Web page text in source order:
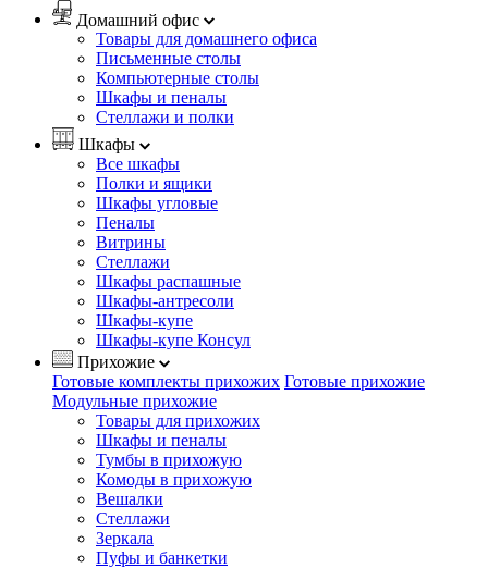
Домашний офис
Товары для домашнего офиса
Письменные столы
Компьютерные столы
Шкафы и пеналы
Стеллажи и полки
Шкафы
Все шкафы
Полки и ящики
Шкафы угловые
Пеналы
Витрины
Стеллажи
Шкафы распашные
Шкафы-антресоли
Шкафы-купе
Шкафы-купе Консул
Прихожие
Готовые комплекты прихожих Готовые прихожие
Модульные прихожие
Товары для прихожих
Шкафы и пеналы
Тумбы в прихожую
Комоды в прихожую
Вешалки
Стеллажи
Зеркала
Пуфы и банкетки